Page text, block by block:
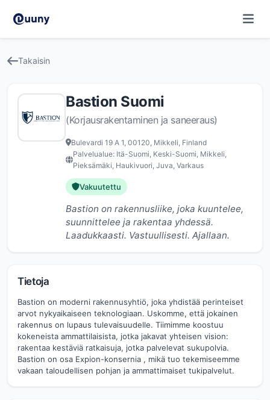
Takaisin
Bastion Suomi
(Korjausrakentaminen ja saneeraus)
Bulevardi 19 A 1, 00120, Mikkeli, Finland
Palvelualue: Itä-Suomi, Keski-Suomi, Mikkeli,
Pieksämäki, Haukivuori, Juva, Varkaus
Vakuutettu
Bastion on rakennusliike, joka kuuntelee,
suunnittelee ja rakentaa yhdessä.
Laadukkaasti. Vastuullisesti. Ajallaan.
Tietoja
Bastion on moderni rakennusyhtiö, joka yhdistää perinteiset
arvot nykyaikaiseen teknologiaan. Uskomme, että jokainen
rakennus on lupaus tulevaisuudelle. Tiimimme koostuu
kokeneista ammattilaisista, jotka jakavat yhteisen vision:
rakentaa kestäviä ratkaisuja, jotka palvelevat sukupolvia.
Bastion on osa Expion-konsernia , mikä tuo tekemiseemme
vakaan taloudellisen pohjan ja ammattimaiset tukipalvelut.